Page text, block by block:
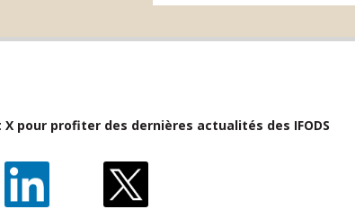
pour profiter des dernières actualités des IFODS